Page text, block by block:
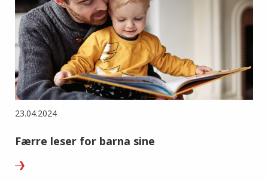
23.04.2024
Færre leser for barna sine